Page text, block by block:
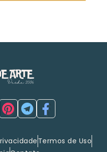
Termos de Uso